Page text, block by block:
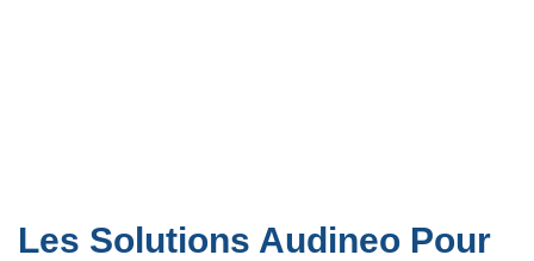
Les Solutions Audineo Pour